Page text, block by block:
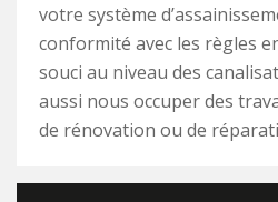
votre système
conformité avec les règles
souci au niveau des
aussi nous occuper des
de rénovation ou de